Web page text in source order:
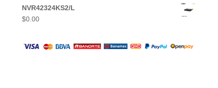
NVR42324KS2/L
$0.00